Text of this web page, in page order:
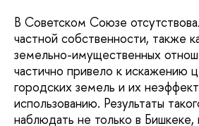
В Советском Союзе
частной собственности, также
земельно-имущественных
частично привело к искажению
городских земель и их
использованию. Результаты
наблюдать не только в